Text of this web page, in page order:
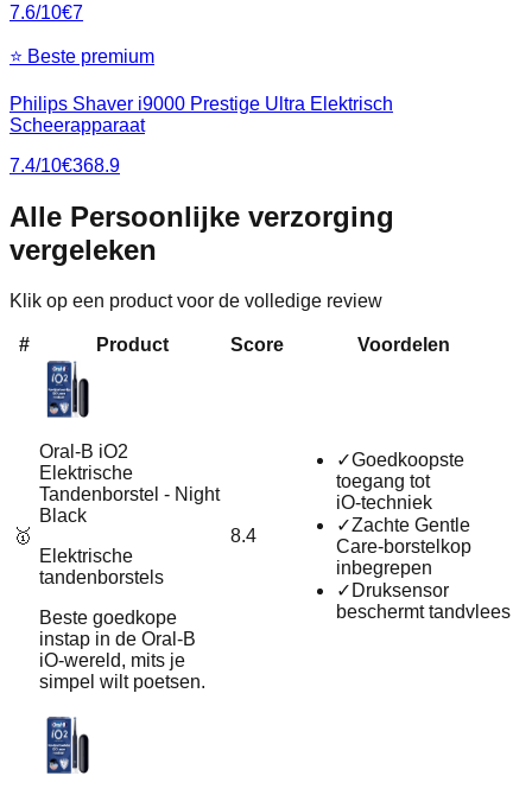
7.6/10€7
⭐ Beste premium
Philips Shaver i9000 Prestige Ultra Elektrisch
Scheerapparaat
7.4/10€368.9
Alle Persoonlijke verzorging
vergeleken
Klik op een product voor de volledige review
# Product Score Voordelen
🥇
Oral-B iO2
Elektrische
Tandenborstel - Night
Black
Elektrische
tandenborstels
Beste goedkope
instap in de Oral‑B
iO‑wereld, mits je
simpel wilt poetsen.
8.4
✓Goedkoopste
toegang tot
iO‑techniek
✓Zachte Gentle
Care‑borstelkop
inbegrepen
✓ Druksensor
beschermt tandvlees